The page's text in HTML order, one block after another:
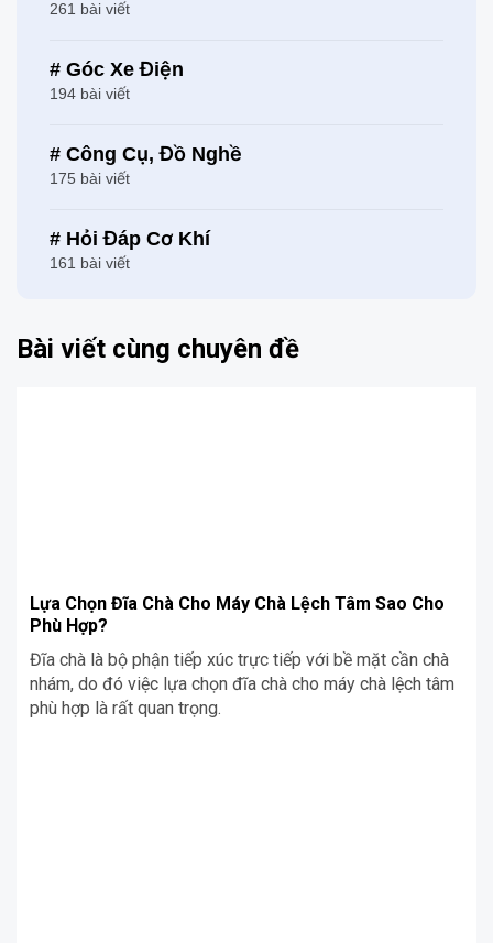
261 bài viết
# Góc Xe Điện
194 bài viết
# Công Cụ, Đồ Nghề
175 bài viết
# Hỏi Đáp Cơ Khí
161 bài viết
Bài viết cùng chuyên đề
Lựa Chọn Đĩa Chà Cho Máy Chà Lệch Tâm Sao Cho
Phù Hợp?
Đĩa chà là bộ phận tiếp xúc trực tiếp với bề mặt cần chà
nhám, do đó việc lựa chọn đĩa chà cho máy chà lệch tâm
phù hợp là rất quan trọng.